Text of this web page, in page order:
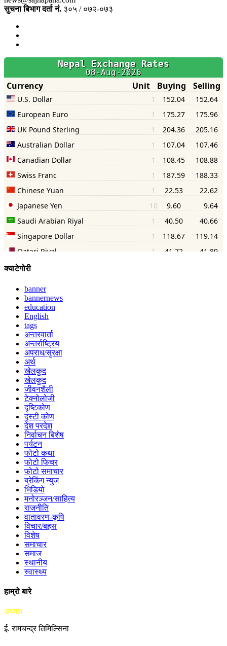
सुचना बिभाग दर्ता नं. ३०५ / ०७२-०७३
क्याटेगोरी
banner
bannernews
education
English
tags
अन्तरवार्ता
अन्तर्राष्ट्रिय
अपराध/सुरक्षा
अर्थ
खेलकुद
खेलकुद
जीवनशैली
टेक्नोलोजी
दृष्टिकोण
दृस्टी कोण
देश परदेश
निर्वाचन बिशेष
पर्यटन
फोटो कथा
फोटो फिचर
फोटो समाचार
ब्रेकिंग न्युज
भिडियो
मनोरञ्जन/साहित्य
राजनीति
वातावरण-कृषि
विचार/बहस
विशेष
समाचार
समाज
स्थानीय
स्वास्थ्य
हाम्रो बारे
अध्यक्ष
ई. रामचन्द्र तिमिल्सिना